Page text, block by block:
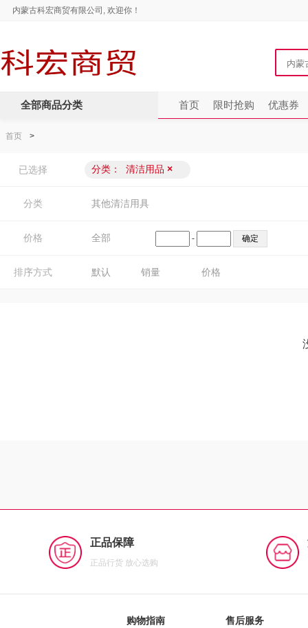
内蒙古科宏商贸有限公司, 欢迎你！
全部商品分类 首页 限时抢购 优惠券
首页 >
已选择 分类： 清洁用品 ×
分类 其他清洁用具
价格 全部 -
排序方式 默认 销量 价格
正品保障
正品行货 放心选购
购物指南 售后服务